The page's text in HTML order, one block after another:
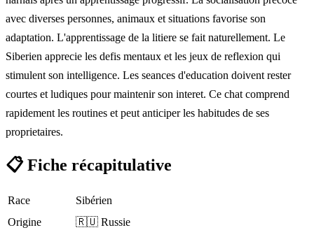
avec diverses personnes, animaux et situations favorise son
adaptation. L'apprentissage de la litiere se fait naturellement. Le
Siberien apprecie les defis mentaux et les jeux de reflexion qui
stimulent son intelligence. Les seances d'education doivent rester
courtes et ludiques pour maintenir son interet. Ce chat comprend
rapidement les routines et peut anticiper les habitudes de ses
proprietaires.
📋Fiche récapitulative
Race
Sibérien
Origine
🇷🇺 Russie